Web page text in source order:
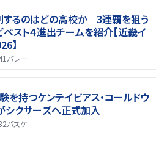
するのはどの高校か 3連覇を狙う
スト４進出チームを紹介【近畿イ
】
バレー
を持つケンテイビアス・コールドウ
シクサーズへ正式加入
バスケ